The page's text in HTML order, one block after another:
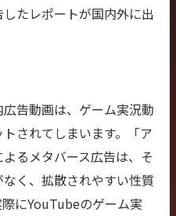
たレポートが国内外に出
告動画は、ゲーム実況動
されてしまいます。「ア
よるメタバース広告は、そ
く、拡散されやすい性質
にYouTubeのゲーム実